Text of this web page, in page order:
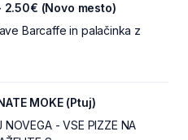
(Novo mesto)
Barcaffe in palačinka z
MOKE (Ptuj)
NOVEGA - VSE PIZZE NA